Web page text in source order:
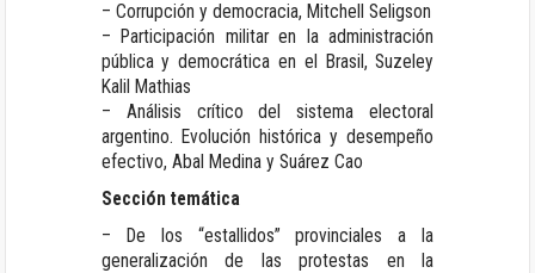
– Corrupción y democracia, Mitchell Seligson
– Participación militar en la administración
pública y democrática en el Brasil, Suzeley
Kalil Mathias
– Análisis crítico del sistema electoral
argentino. Evolución histórica y desempeño
efectivo, Abal Medina y Suárez Cao
Sección temática
– De los “estallidos” provinciales a la
generalización de las protestas en la